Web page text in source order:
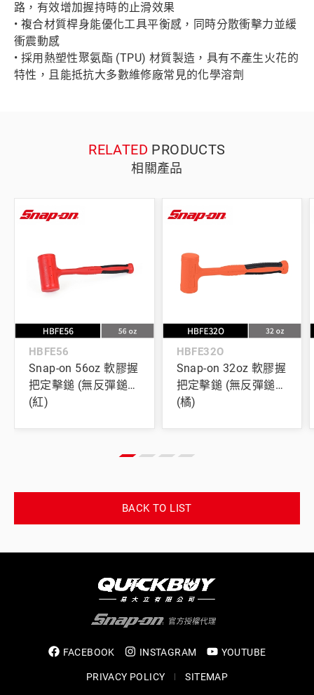
路，有效增加握持時的止滑效果
• 複合材質桿身能優化工具平衡感，同時分散衝擊力並緩
衝震動感
• 採用熱塑性聚氨酯 (TPU) 材質製造，具有不產生火花的
特性，且能抵抗大多數維修廠常見的化學溶劑
RELATED PRODUCTS
相關產品
HBFE56
Snap-on 56oz 軟膠握
把定擊鎚 (無反彈鎚)
(紅)
HBFE32O
Snap-on 32oz 軟膠握
把定擊鎚 (無反彈鎚)
(橘)
BACK TO LIST
FACEBOOK INSTAGRAM YOUTUBE
PRIVACY POLICY SITEMAP